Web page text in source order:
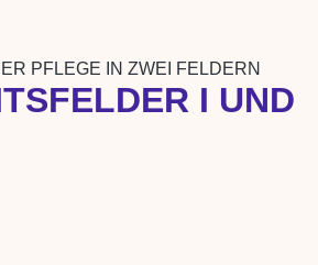
PFLEGE IN ZWEI FELDERN
I UND